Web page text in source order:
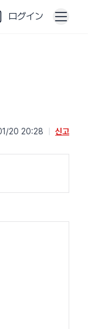
ログイン
20 20:28 신고